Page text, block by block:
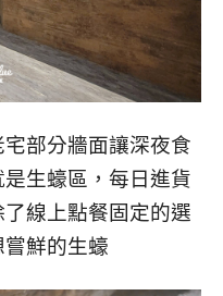
部分牆面讓深夜食
生蠔區，每日進貨
線上點餐固定的選
鮮的生蠔